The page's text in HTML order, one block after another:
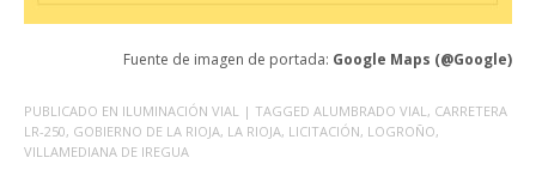
Fuente de imagen de portada: Google Maps (@Google)
PUBLICADO EN ILUMINACIÓN VIAL | TAGGED ALUMBRADO VIAL, CARRETERA
LR-250, GOBIERNO DE LA RIOJA, LA RIOJA, LICITACIÓN, LOGROÑO,
VILLAMEDIANA DE IREGUA